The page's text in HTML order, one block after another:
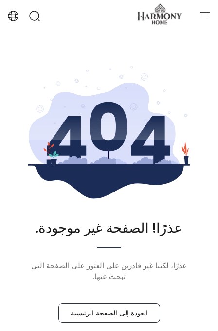
عذرًا! الصفحة غير موجودة.
عذرًا، لكننا غير قادرين على العثور على الصفحة التي
تبحث عنها.
العودة إلى الصفحة الرئيسية